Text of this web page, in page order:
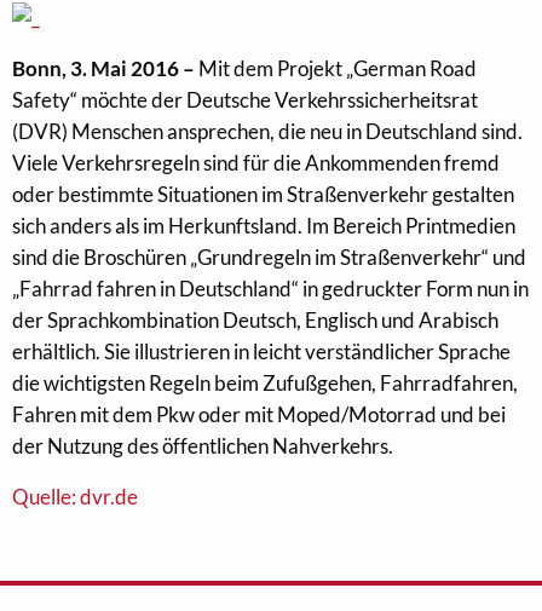
Bonn, 3. Mai 2016 – Mit dem Projekt „German Road
Safety“ möchte der Deutsche Verkehrssicherheitsrat
(DVR) Menschen ansprechen, die neu in Deutschland sind.
Viele Verkehrsregeln sind für die Ankommenden fremd
oder bestimmte Situationen im Straßenverkehr gestalten
sich anders als im Herkunftsland. Im Bereich Printmedien
sind die Broschüren „Grundregeln im Straßenverkehr“ und
„Fahrrad fahren in Deutschland“ in gedruckter Form nun in
der Sprachkombination Deutsch, Englisch und Arabisch
erhältlich. Sie illustrieren in leicht verständlicher Sprache
die wichtigsten Regeln beim Zufußgehen, Fahrradfahren,
Fahren mit dem Pkw oder mit Moped/Motorrad und bei
der Nutzung des öffentlichen Nahverkehrs.
Quelle: dvr.de